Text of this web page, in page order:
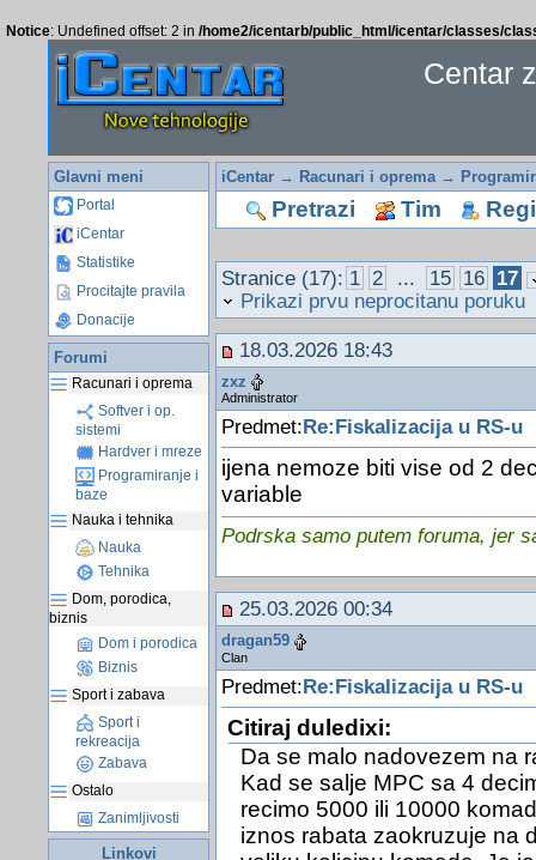
Notice: Undefined offset: 2 in /home2/icentarb/public_html/icentar/classes/
Centar
Glavni meni
Portal
iCentar
Statistike
Procitajte pravila
Donacije
Forumi
Racunari i oprema
Softver i op.
sistemi
Hardver i mreze
Programiranje i
baze
Nauka i tehnika
Nauka
Tehnika
Dom, porodica,
biznis
Dom i porodica
Biznis
Sport i zabava
Sport i
rekreacija
Zabava
Ostalo
Zanimljivosti
Linkovi
iCentar→ Racunari i oprema→
Pretrazi Tim
Stranice (17): 1 2 ... 15 16
17
Prikazi prvu neprocitanu poruku
18.03.2026 18:43
zxz
Administrator
Predmet: Re:Fiskalizacija u RS-u
ijena nemoze biti vise od 2
variable
Podrska samo putem foruma, jer
25.03.2026 00:34
dragan59
Clan
Predmet:Re:Fiskalizacija u RS-u
Citiraj duledixi:
Da se malo nadovezem na
Kad se salje MPC sa 4
recimo 5000 ili 10000
iznos rabata zaokruzuje na